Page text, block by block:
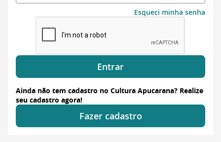
Esqueci minha senha
Entrar
Ainda não tem cadastro no Cultura Apucarana? Realize
seu cadastro agora!
Fazer cadastro